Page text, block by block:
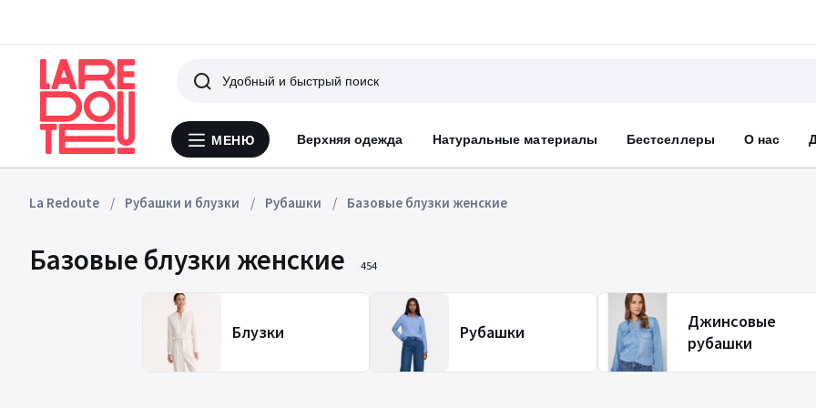
Меню
МЕНЮ Верхняя одежда Натуральные материалы Бестселлеры О нас
Поиск
La Redoute Рубашки и блузки Рубашки Базовые блузки женские
Базовые блузки женские 454
Блузки Рубашки
Джинсовые
рубашки